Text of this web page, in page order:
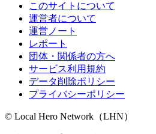
このサイトについて
運営者について
運営ノート
レポート
団体・関係者の方へ
サービス利用規約
データ削除ポリシー
プライバシーポリシー
© Local Hero Network（LHN）